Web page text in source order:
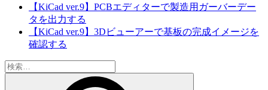
【KiCad ver.9】PCBエディターで製造用ガーバーデー
タを出力する
【KiCad ver.9】3Dビューアーで基板の完成イメージを
確認する
検
索: